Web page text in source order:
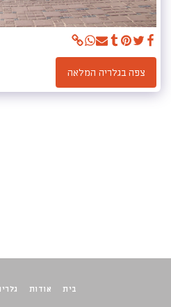
צפה בגלריה המלאה
בית אודות